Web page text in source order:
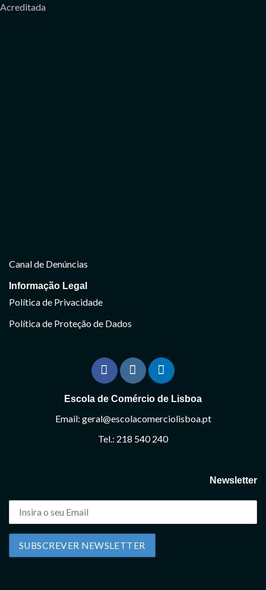
Acreditada
Canal de Denúncias
Informação Legal
Política de Privacidade
Política de Proteção de Dados
Escola de Comércio de Lisboa
Email: geral@escolacomerciolisboa.pt
Tel.: 218 540 240
Newsletter